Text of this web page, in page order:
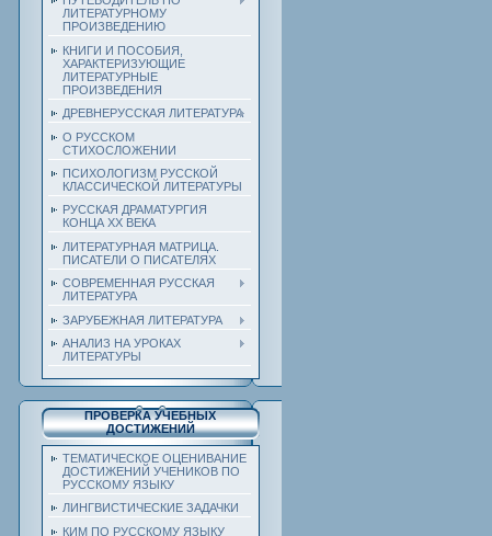
ЛИТЕРАТУРНОМУ
ПРОИЗВЕДЕНИЮ
КНИГИ И ПОСОБИЯ,
ХАРАКТЕРИЗУЮЩИЕ
ЛИТЕРАТУРНЫЕ
ПРОИЗВЕДЕНИЯ
ДРЕВНЕРУССКАЯ ЛИТЕРАТУРА
О РУССКОМ
СТИХОСЛОЖЕНИИ
ПСИХОЛОГИЗМ РУССКОЙ
КЛАССИЧЕСКОЙ ЛИТЕРАТУРЫ
РУССКАЯ ДРАМАТУРГИЯ
КОНЦА ХХ ВЕКА
ЛИТЕРАТУРНАЯ МАТРИЦА.
ПИСАТЕЛИ О ПИСАТЕЛЯХ
СОВРЕМЕННАЯ РУССКАЯ
ЛИТЕРАТУРА
ЗАРУБЕЖНАЯ ЛИТЕРАТУРА
АНАЛИЗ НА УРОКАХ
ЛИТЕРАТУРЫ
ПРОВЕРКА УЧЕБНЫХ
ДОСТИЖЕНИЙ
ТЕМАТИЧЕСКОЕ ОЦЕНИВАНИЕ
ДОСТИЖЕНИЙ УЧЕНИКОВ ПО
РУССКОМУ ЯЗЫКУ
ЛИНГВИСТИЧЕСКИЕ ЗАДАЧКИ
КИМ ПО РУССКОМУ ЯЗЫКУ